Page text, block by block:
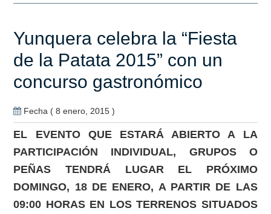
Yunquera celebra la “Fiesta
de la Patata 2015” con un
concurso gastronómico
Fecha ( 8 enero, 2015 )
EL EVENTO QUE ESTARÁ ABIERTO A LA
PARTICIPACIÓN INDIVIDUAL, GRUPOS O
PEÑAS TENDRÁ LUGAR EL PRÓXIMO
DOMINGO, 18 DE ENERO, A PARTIR DE LAS
09:00 HORAS EN LOS TERRENOS SITUADOS